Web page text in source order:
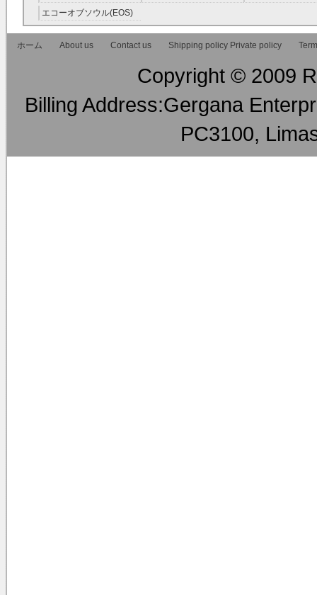
ァルコネ) RMT
エコーオブソウル(EOS)
RMT
ホーム
About us Contact us Shipping policy Private policy
Copyright © 2009
Billing Address:Gergana
PC3100,